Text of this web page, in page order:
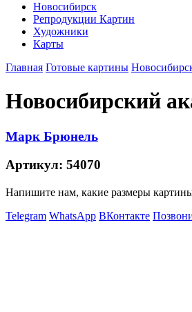
Новосибирск
Репродукции Картин
Художники
Карты
Главная Готовые картины
Новосибирский
Марк Брюнель
Артикул: 54070
Напишите нам, какие размеры
Telegram WhatsApp ВКонтакте